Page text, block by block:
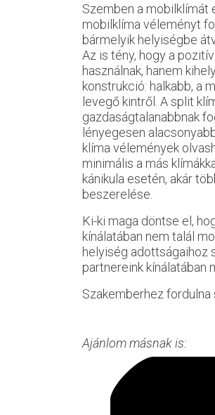
Szemben a mobilklímát
mobilklíma véleményt
bármelyik helyiségbe
Az is tény, hogy a
használnak, hanem
konstrukció: halkabb, a
levegő kintről. A split
gazdaságtalanabbnak
lényegesen
klíma vélemények
minimális a más
kánikula esetén, akár
beszerelése.
Ki-ki maga döntse el,
kínálatában nem talál
helyiség adottságaihoz
partnereink kínálatában
Szakemberhez
Ajánlom másnak is: